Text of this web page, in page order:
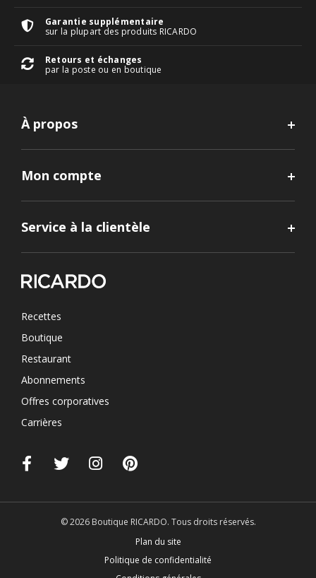
Garantie supplémentaire
sur la plupart des produits RICARDO
Retours et échanges
par la poste ou en boutique
À propos
Mon compte
Service à la clientèle
Recettes
Boutique
Restaurant
Abonnements
Offres corporatives
Carrières
© 2026 Boutique RICARDO. Tous droits réservés.
Plan du site
Politique de confidentialité